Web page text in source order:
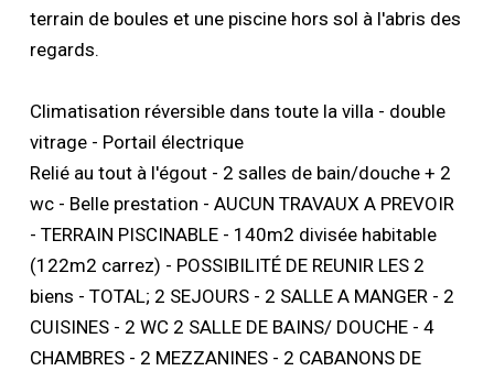
terrain de boules et une piscine hors sol à l'abris des
regards.
Climatisation réversible dans toute la villa - double
vitrage - Portail électrique
Relié au tout à l'égout - 2 salles de bain/douche + 2
wc - Belle prestation - AUCUN TRAVAUX A PREVOIR
- TERRAIN PISCINABLE - 140m2 divisée habitable
(122m2 carrez) - POSSIBILITÉ DE REUNIR LES 2
biens - TOTAL; 2 SEJOURS - 2 SALLE A MANGER - 2
CUISINES - 2 WC 2 SALLE DE BAINS/ DOUCHE - 4
CHAMBRES - 2 MEZZANINES - 2 CABANONS DE